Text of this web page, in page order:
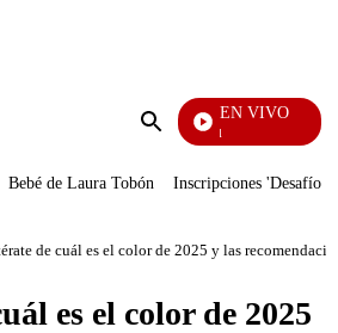
Enviar
EN VIVO
Noticias Caracol
Bebé de Laura Tobón Inscripciones 'Desafío'
de cuál es el color de 2025 y las
es el color de 2025